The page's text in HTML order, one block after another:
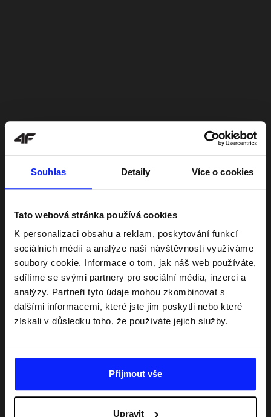
Souhlas Detaily Více o cookies
Tato webová stránka používá cookies
K personalizaci obsahu a reklam, poskytování funkcí
sociálních médií a analýze naší návštěvnosti využíváme
soubory cookie. Informace o tom, jak náš web používáte,
sdílíme se svými partnery pro sociální média, inzerci a
analýzy. Partneři tyto údaje mohou zkombinovat s
dalšími informacemi, které jste jim poskytli nebo které
získali v důsledku toho, že používáte jejich služby.
Přijmout vše
Upravit